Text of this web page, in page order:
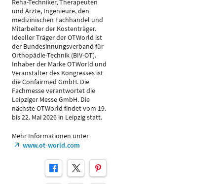
Reha-Techniker, Therapeuten
und Ärzte, Ingenieure, den
medizinischen Fachhandel und
Mitarbeiter der Kostenträger.
Ideeller Träger der OTWorld ist
der Bundesinnungsverband für
Orthopädie-Technik (BIV-OT).
Inhaber der Marke OTWorld und
Veranstalter des Kongresses ist
die Confairmed GmbH. Die
Fachmesse verantwortet die
Leipziger Messe GmbH. Die
nächste OTWorld findet vom 19.
bis 22. Mai 2026 in Leipzig statt.
Mehr Informationen unter
www.ot-world.com